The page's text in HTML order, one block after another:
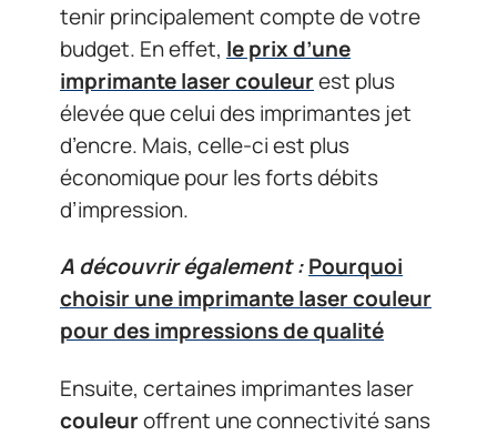
tenir principalement compte de votre
budget. En effet, le prix d’une
imprimante laser couleurest plus
élevée que celui des imprimantes jet
d’encre. Mais, celle-ci est plus
économique pour les forts débits
d’impression.
A découvrir également :Pourquoi
choisir une imprimante laser couleur
pour des impressions de qualité
Ensuite, certaines imprimantes laser
couleuroffrent une connectivité sans